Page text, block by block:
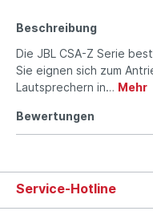
Beschreibung
Die JBL CSA-Z Serie
Sie eignen sich zum
Lautsprechern in… Mehr
Bewertungen
Service-Hotline